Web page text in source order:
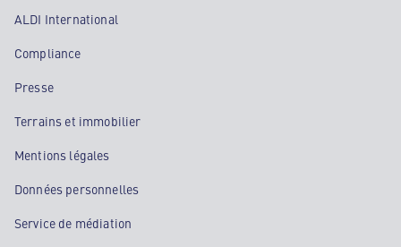
ALDI International
Compliance
Presse
Terrains et immobilier
Mentions légales
Données personnelles
Service de médiation